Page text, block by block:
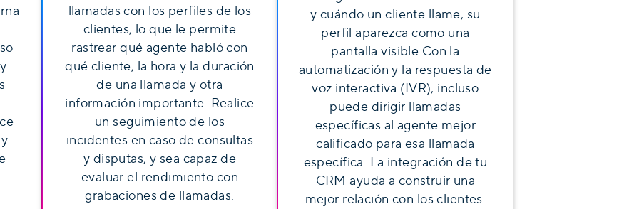
llamadas con los perfiles de los
clientes, lo que le permite
rastrear qué agente habló con
qué cliente, la hora y la duración
de una llamada y otra
información importante. Realice
un seguimiento de los
incidentes en caso de consultas
y disputas, y sea capaz de
evaluar el rendimiento con
grabaciones de llamadas.
y cuándo un cliente llame, su
perfil aparezca como una
pantalla visible.Con la
automatización y la respuesta de
voz interactiva (IVR), incluso
puede dirigir llamadas
específicas al agente mejor
calificado para esa llamada
específica. La integración de tu
CRM ayuda a construir una
mejor relación con los clientes.